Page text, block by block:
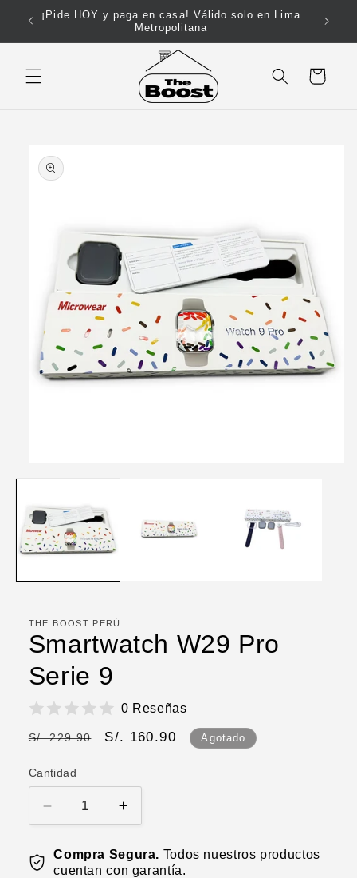
directamente
¡Pide HOY y paga en casa! Válido solo en Lima
Metropolitana
Carrito
información
elemento
en
una
ventana
modal
THE BOOST PERÚ
Smartwatch W29 Pro
Serie 9
0 Reseñas
Precio
S/. 229.90
Precio
S/. 160.90 Agotado
Cantidad
Reducir
cantidad
para
Smartwatch
Aumentar
cantidad
para
Smartwatch
Compra Segura. Todos nuestros productos
cuentan con garantía.